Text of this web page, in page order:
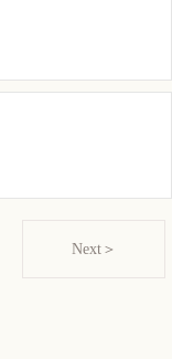
Next＞